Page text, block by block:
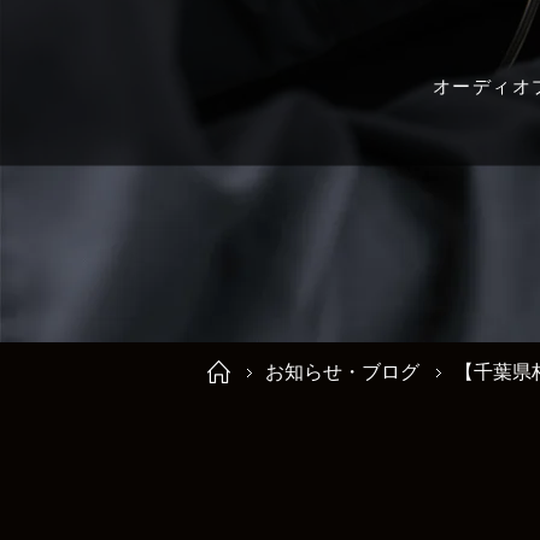
オーディオ
お知らせ・ブログ 【千葉